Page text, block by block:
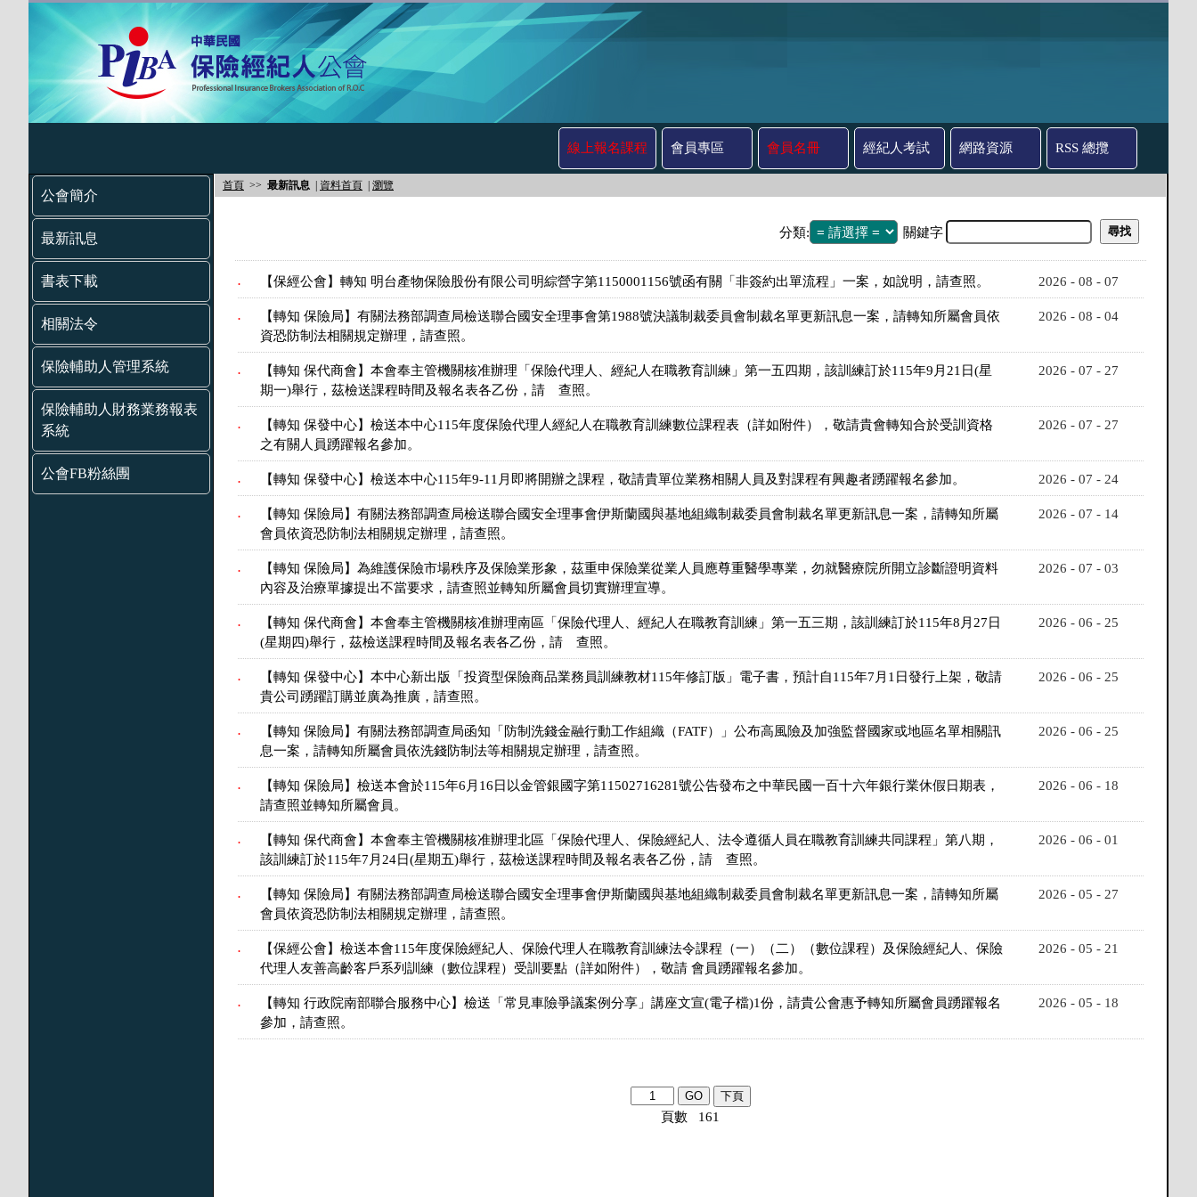
線上報名課程 會員專區 會員名冊 經紀人考試 網路資源 RSS 總攬
公會簡介
最新訊息
書表下載
相關法令
保險輔助人管理系統
保險輔助人財務業務報表
系統
公會FB粉絲團
首頁 >> 最新訊息 資料首頁 瀏覽
分類: 關鍵字
. 【保經公會】轉知 明台產物保險股份有限公司明綜營字第1150001156號函有關「非簽約出單流程」一案，如說明，請查照。 2026 - 08 - 07
.
【轉知 保險局】有關法務部調查局檢送聯合國安全理事會第1988號決議制裁委員會制裁名單更新訊息一案，請轉知所屬會員依
資恐防制法相關規定辦理，請查照。
2026 - 08 - 04
.
【轉知 保代商會】本會奉主管機關核准辦理「保險代理人、經紀人在職教育訓練」第一五四期，該訓練訂於115年9月21日(星
期一)舉行，茲檢送課程時間及報名表各乙份，請 查照。
2026 - 07 - 27
.
【轉知 保發中心】檢送本中心115年度保險代理人經紀人在職教育訓練數位課程表（詳如附件），敬請貴會轉知合於受訓資格
之有關人員踴躍報名參加。
2026 - 07 - 27
. 【轉知 保發中心】檢送本中心115年9-11月即將開辦之課程，敬請貴單位業務相關人員及對課程有興趣者踴躍報名參加。 2026 - 07 - 24
.
【轉知 保險局】有關法務部調查局檢送聯合國安全理事會伊斯蘭國與基地組織制裁委員會制裁名單更新訊息一案，請轉知所屬
會員依資恐防制法相關規定辦理，請查照。
2026 - 07 - 14
.
【轉知 保險局】為維護保險市場秩序及保險業形象，茲重申保險業從業人員應尊重醫學專業，勿就醫療院所開立診斷證明資料
內容及治療單據提出不當要求，請查照並轉知所屬會員切實辦理宣導。
2026 - 07 - 03
.
【轉知 保代商會】本會奉主管機關核准辦理南區「保險代理人、經紀人在職教育訓練」第一五三期，該訓練訂於115年8月27日
(星期四)舉行，茲檢送課程時間及報名表各乙份，請 查照。
2026 - 06 - 25
.
【轉知 保發中心】本中心新出版「投資型保險商品業務員訓練教材115年修訂版」電子書，預計自115年7月1日發行上架，敬請
貴公司踴躍訂購並廣為推廣，請查照。
2026 - 06 - 25
.
【轉知 保險局】有關法務部調查局函知「防制洗錢金融行動工作組織（FATF）」公布高風險及加強監督國家或地區名單相關訊
息一案，請轉知所屬會員依洗錢防制法等相關規定辦理，請查照。
2026 - 06 - 25
.
【轉知 保險局】檢送本會於115年6月16日以金管銀國字第11502716281號公告發布之中華民國一百十六年銀行業休假日期表，
請查照並轉知所屬會員。
2026 - 06 - 18
.
【轉知 保代商會】本會奉主管機關核准辦理北區「保險代理人、保險經紀人、法令遵循人員在職教育訓練共同課程」第八期，
該訓練訂於115年7月24日(星期五)舉行，茲檢送課程時間及報名表各乙份，請 查照。
2026 - 06 - 01
.
【轉知 保險局】有關法務部調查局檢送聯合國安全理事會伊斯蘭國與基地組織制裁委員會制裁名單更新訊息一案，請轉知所屬
會員依資恐防制法相關規定辦理，請查照。
2026 - 05 - 27
.
【保經公會】檢送本會115年度保險經紀人、保險代理人在職教育訓練法令課程（一）（二）（數位課程）及保險經紀人、保險
代理人友善高齡客戶系列訓練（數位課程）受訓要點（詳如附件），敬請 會員踴躍報名參加。
2026 - 05 - 21
.
【轉知 行政院南部聯合服務中心】檢送「常見車險爭議案例分享」講座文宣(電子檔)1份，請貴公會惠予轉知所屬會員踴躍報名
參加，請查照。
2026 - 05 - 18
頁數 161